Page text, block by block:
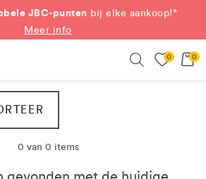
JBC-punten bij elke aankoop!*
Meer info
0 0
0 van 0 items